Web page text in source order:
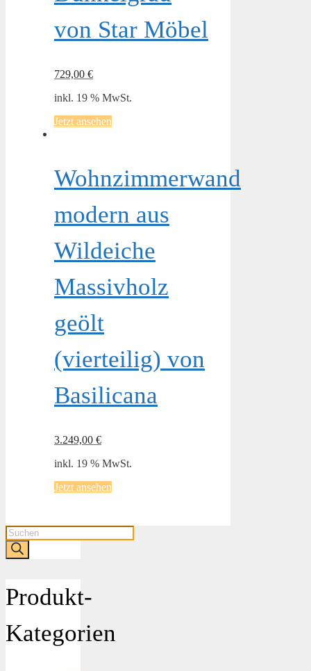
von Star Möbel
729,00 €
inkl. 19 % MwSt.
Jetzt ansehen
Wohnzimmerwand
modern aus
Wildeiche
Massivholz
geölt
(vierteilig) von
Basilicana
3.249,00 €
inkl. 19 % MwSt.
Jetzt ansehen
Products
search
Produkt-
Kategorien